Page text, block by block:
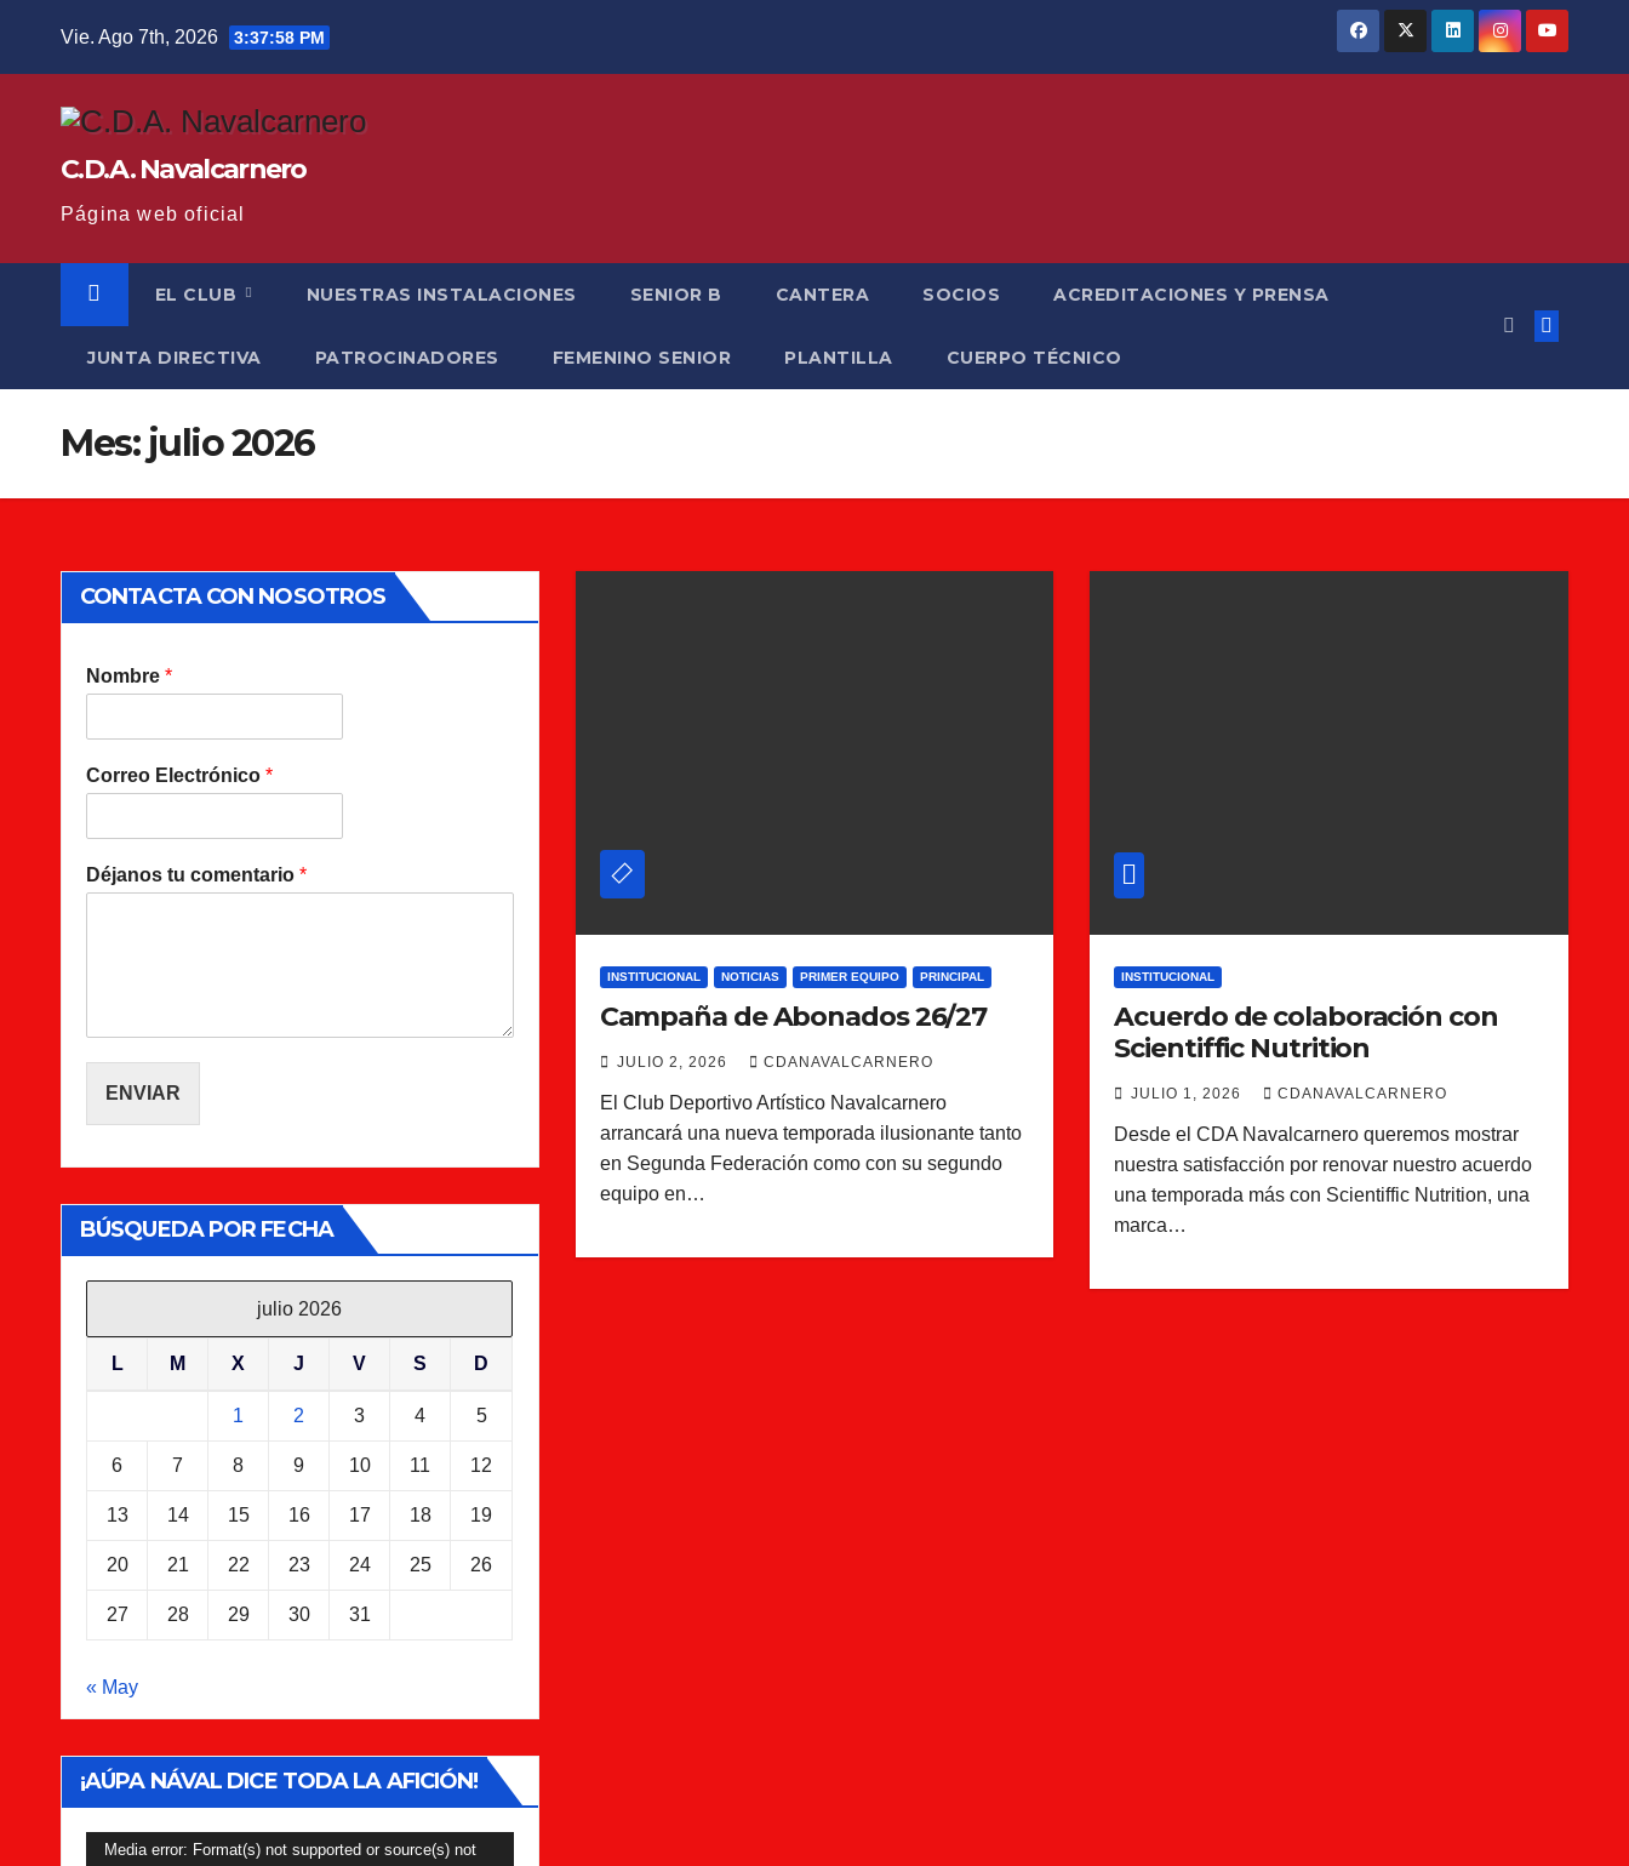
Vie. Ago 7th, 2026 3:37:58 PM
C.D.A. Navalcarnero
Página web oficial
EL CLUB NUESTRAS INSTALACIONES SENIOR B CANTERA SOCIOS ACREDITACIONES Y PRENSA
JUNTA DIRECTIVA PATROCINADORES FEMENINO SENIOR PLANTILLA CUERPO TÉCNICO
Mes: julio 2026
CONTACTA CON NOSOTROS
Nombre *
Correo Electrónico *
Déjanos tu comentario *
ENVIAR
BÚSQUEDA POR FECHA
julio 2026
L M X J V S D
1 2 3 4 5
6 7 8 9 10 11 12
13 14 15 16 17 18 19
20 21 22 23 24 25 26
27 28 29 30 31
« May
¡AÚPA NÁVAL DICE TODA LA AFICIÓN!
Reproductor
Media error: Format(s) not supported or source(s) not
INSTITUCIONAL NOTICIAS PRIMER EQUIPO PRINCIPAL
Campaña de Abonados 26/27
JULIO 2, 2026 CDANAVALCARNERO
El Club Deportivo Artístico Navalcarnero
arrancará una nueva temporada ilusionante tanto
en Segunda Federación como con su segundo
equipo en…
INSTITUCIONAL
Acuerdo de colaboración con
Scientiffic Nutrition
JULIO 1, 2026 CDANAVALCARNERO
Desde el CDA Navalcarnero queremos mostrar
nuestra satisfacción por renovar nuestro acuerdo
una temporada más con Scientiffic Nutrition, una
marca…